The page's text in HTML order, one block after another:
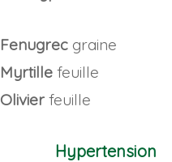
Fenugrec graine
Myrtille feuille
Olivier feuille
Hypertension